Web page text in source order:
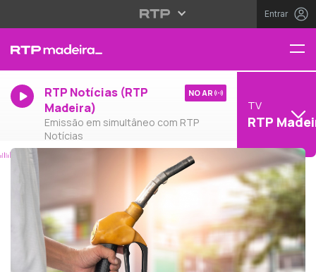
Entrar
RTP Notícias (RTP
Madeira)
Emissão em simultâneo com RTP
Notícias
NO AR
TV
RTP